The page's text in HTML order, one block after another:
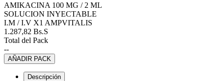
AMIKACINA 100 MG / 2 ML
SOLUCION INYECTABLE
I.M / I.V X1 AMPVITALIS
1.287,82 Bs.S
Total del Pack
--
AÑADIR PACK
Descripción